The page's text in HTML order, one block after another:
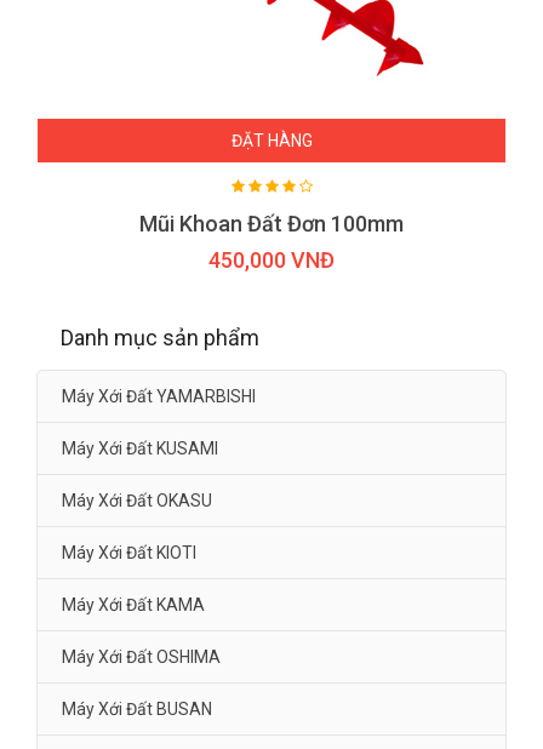
ĐẶT HÀNG
Mũi Khoan Đất Đơn 100mm
450,000 VNĐ
Danh mục sản phẩm
Máy Xới Đất YAMARBISHI
Máy Xới Đất KUSAMI
Máy Xới Đất OKASU
Máy Xới Đất KIOTI
Máy Xới Đất KAMA
Máy Xới Đất OSHIMA
Máy Xới Đất BUSAN